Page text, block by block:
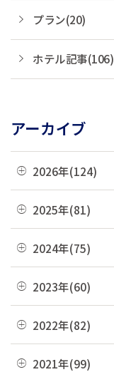
プラン(20)
ホテル記事(106)
アーカイブ
2026年(124)
08月(3)
07月(21)
05月(13)
04月(10)
03月(36)
2025年(81)
12月(8)
11月(22)
09月(3)
08月(4)
2024年(75)
12月(4)
11月(6)
09月(4)
2023年(60)
12月(4)
11月(3)
2022年(82)
12月(8)
2021年(99)